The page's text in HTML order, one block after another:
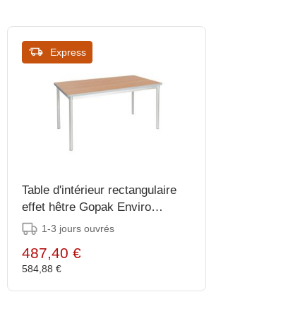
Express
Table d'intérieur rectangulaire
effet hêtre Gopak Enviro
1400mm1-3 jours ouvrés
487,40 €
584,88 €